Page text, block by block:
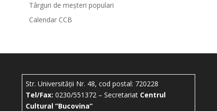
Târguri de meșteri populari
Calendar CCB
Str. Universității Nr. 48, cod postal: 720228
Tel/Fax: 0230/551372 – Secretariat Centrul
Cultural ”Bucovina”